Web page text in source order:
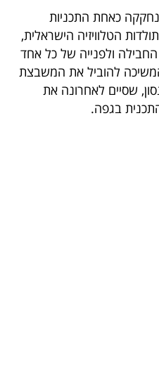
כאחת התכניות
הטלוויזיה הישראלית,
החבילה ולפנייה של כל אחד
להוביל את המשבצת
שסיים לאחרונה את
בגפה.